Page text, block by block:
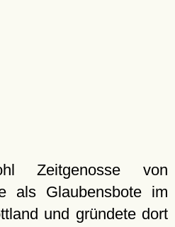
Zeitgenosse von
als Glaubensbote im
und gründete dort